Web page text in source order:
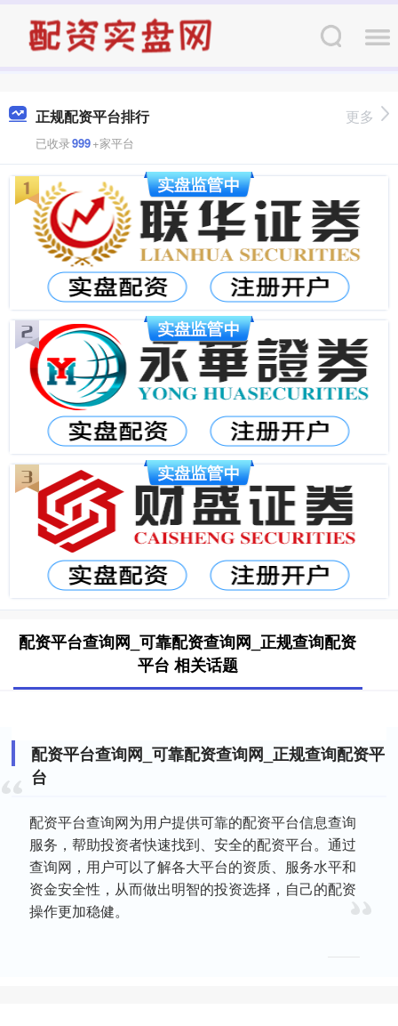
正规配资平台排行
已收录999+家平台
更多
配资平台查询网_可靠配资查询网_正规查询配资
平台 相关话题
配资平台查询网_可靠配资查询网_正规查询配资平
台
配资平台查询网为用户提供可靠的配资平台信息查询
服务，帮助投资者快速找到、安全的配资平台。通过
查询网，用户可以了解各大平台的资质、服务水平和
资金安全性，从而做出明智的投资选择，自己的配资
操作更加稳健。